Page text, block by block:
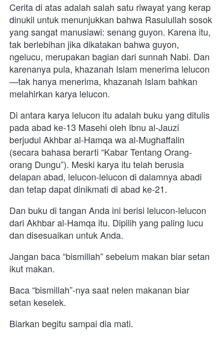
Cerita di atas adalah salah satu riwayat yang kerap
dinukil untuk menunjukkan bahwa Rasulullah sosok
yang sangat manusiawi: senang guyon. Karena itu,
tak berlebihan jika dikatakan bahwa guyon,
ngelucu, merupakan bagian dari sunnah Nabi. Dan
karenanya pula, khazanah Islam menerima lelucon
—tak hanya menerima, khazanah Islam bahkan
melahirkan karya lelucon.
Di antara karya lelucon itu adalah buku yang ditulis
pada abad ke-13 Masehi oleh Ibnu al-Jauzi
berjudul Akhbar al-Hamqa wa al-Mughaffalin
(secara bahasa berarti “Kabar Tentang Orang-
orang Dungu”). Meski karya itu telah berusia
delapan abad, lelucon-lelucon di dalamnya abadi
dan tetap dapat dinikmati di abad ke-21.
Dan buku di tangan Anda ini berisi lelucon-lelucon
dari Akhbar al-Hamqa itu. Dipilih yang paling lucu
dan disesuaikan untuk Anda.
Jangan baca “bismillah” sebelum makan biar setan
ikut makan.
Baca “bismillah”-nya saat nelen makanan biar
setan keselek.
Biarkan begitu sampai dia mati.